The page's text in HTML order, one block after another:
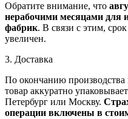
Обратите внимание, что
нерабочими месяцами для
фабрик. В связи с этим,
увеличен.
3. Доставка
По окончанию
товар аккуратно
Петербург или Москву.
операции включены в